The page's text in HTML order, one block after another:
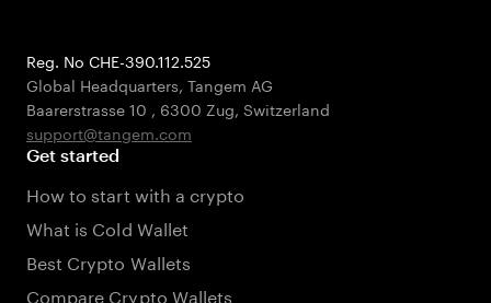
Reg. No CHE-390.112.525
Global Headquarters, Tangem AG
Baarerstrasse 10 , 6300 Zug, Switzerland
support@tangem.com
Get started
How to start with a crypto
What is Cold Wallet
Best Crypto Wallets
Compare Crypto Wallets